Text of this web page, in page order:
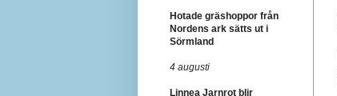
Hotade gräshoppor från
Nordens ark sätts ut i
Sörmland
4 augusti
Linnea Jarnrot blir